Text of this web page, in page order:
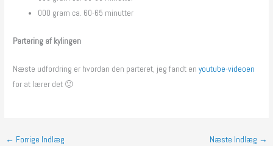
000 gram ca. 60-65 minutter
Partering af kylingen
Næste udfordring er hvordan den parteret, jeg fandt enyoutube-videoen
for at lærer det 🙂
← Forrige Indlæg Næste Indlæg →